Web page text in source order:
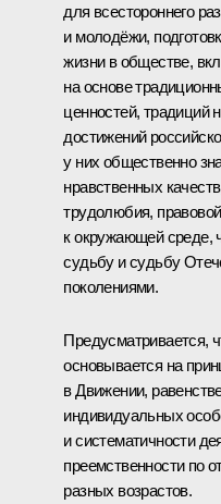
для всестороннего
и молодёжи,
жизни в обществе,
на основе
ценностей, традиций
достижений
у них общественно
нравственных
трудолюбия,
к окружающей среде,
судьбу и судьбу
поколениями.
Предусматривается,
основывается на
в Движении,
индивидуальных
и систематичности
преемственности по
разных возрастов.